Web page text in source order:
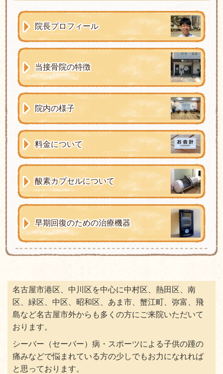
院長プロフィール
当接骨院の特徴
院内の様子
料金について
酸素カプセルについて
早期回復のための治療機器
名古屋市港区、中川区を中心に中村区、熱田区、南
区、緑区、中区、昭和区、あま市、蟹江町、弥富、飛
島など名古屋市外からも多くの方にご来院いただいて
おります。
シーバー（セーバー）病・スポーツによる子供の踵の
痛みなどで悩まれている方の少しでもお力になれれば
と思っております。